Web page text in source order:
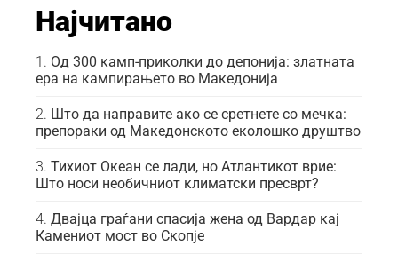
Најчитано
Од 300 камп-приколки до депонија: златната
ера на кампирањето во Македонија
Што да направите ако се сретнете со мечка:
препораки од Македонското еколошко друштво
Тихиот Океан се лади, но Атлантикот врие:
Што носи необичниот климатски пресврт?
Двајца граѓани спасија жена од Вардар кај
Камениот мост во Скопје